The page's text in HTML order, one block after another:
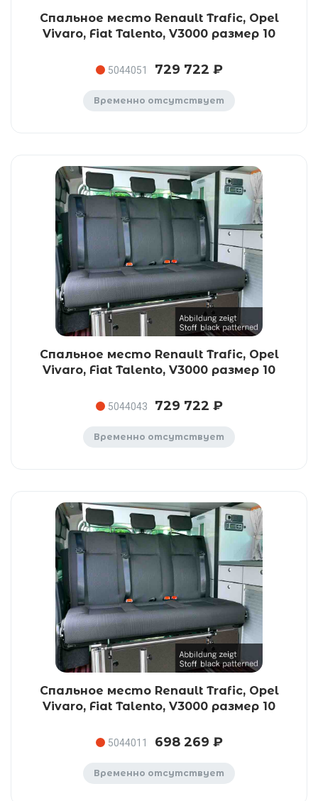
Спальное место Renault Trafic, Opel
Vivaro, Fiat Talento, V3000 размер 10
5044051 729 722 ₽
Временно отсутствует
Спальное место Renault Trafic, Opel
Vivaro, Fiat Talento, V3000 размер 10
5044043 729 722 ₽
Временно отсутствует
Спальное место Renault Trafic, Opel
Vivaro, Fiat Talento, V3000 размер 10
5044011 698 269 ₽
Временно отсутствует